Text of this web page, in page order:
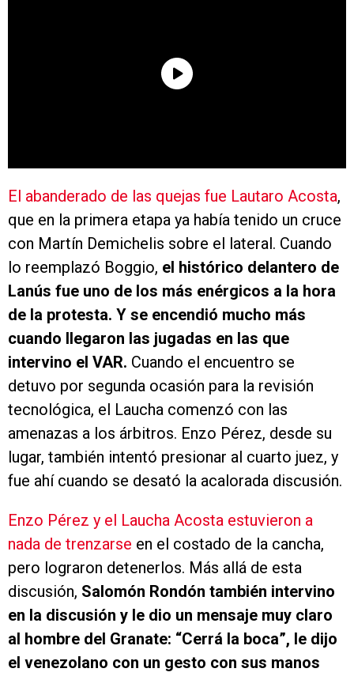
El abanderado de las quejas fue Lautaro Acosta,
que en la primera etapa ya había tenido un cruce
con Martín Demichelis sobre el lateral. Cuando
lo reemplazó Boggio, el histórico delantero de
Lanús fue uno de los más enérgicos a la hora
de la protesta. Y se encendió mucho más
cuando llegaron las jugadas en las que
intervino el VAR. Cuando el encuentro se
detuvo por segunda ocasión para la revisión
tecnológica, el Laucha comenzó con las
amenazas a los árbitros. Enzo Pérez, desde su
lugar, también intentó presionar al cuarto juez, y
fue ahí cuando se desató la acalorada discusión.
Enzo Pérez y el Laucha Acosta estuvieron a
nada de trenzarse en el costado de la cancha,
pero lograron detenerlos. Más allá de esta
discusión, Salomón Rondón también intervino
en la discusión y le dio un mensaje muy claro
al hombre del Granate: “Cerrá la boca”, le dijo
el venezolano con un gesto con sus manos